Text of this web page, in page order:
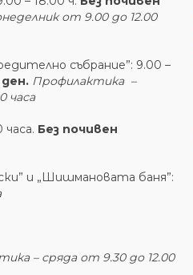
от 9.00 до 12.00
събрание”: 9.00 –
Профилактика –
часа
Без почивен
и „Шишмановата баня”:
– сряда от 9.30 до 12.00